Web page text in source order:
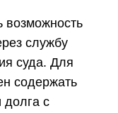
возможность
службу
суда. Для
содержать
долга с